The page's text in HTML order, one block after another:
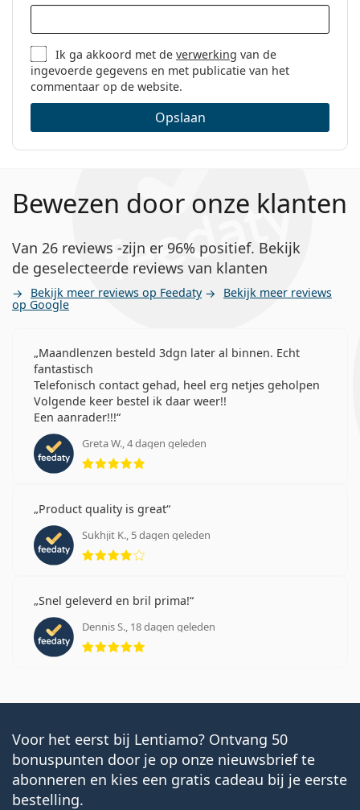
Ik ga akkoord met deverwerking van de
ingevoerde gegevens en met publicatie van het
commentaar op de website.
Opslaan
Bewezen door onze klanten
Van 26 reviews -zijn er 96% positief. Bekijk
de geselecteerde reviews van klanten
Bekijk meer reviews op Feedaty Bekijk meer reviews
op Google
Maandlenzen besteld 3dgn later al binnen. Echt
fantastisch
Telefonisch contact gehad, heel erg netjes geholpen
Volgende keer bestel ik daar weer!!
Een aanrader!!!
Greta W., 4 dagen geleden
Beoordeling 5 van 5
Product quality is great
Sukhjit K., 5 dagen geleden
Beoordeling 4 van 5
Snel geleverd en bril prima!
Dennis S., 18 dagen geleden
Beoordeling 5 van 5
Voor het eerst bij Lentiamo? Ontvang 50
bonuspunten door je op onze nieuwsbrief te
abonneren en kies een gratis cadeau bij je eerste
bestelling.